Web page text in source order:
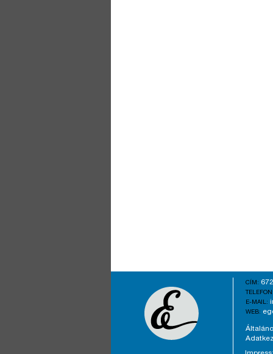
CÍM:
TELEFON:
E-MAIL:
WEB: